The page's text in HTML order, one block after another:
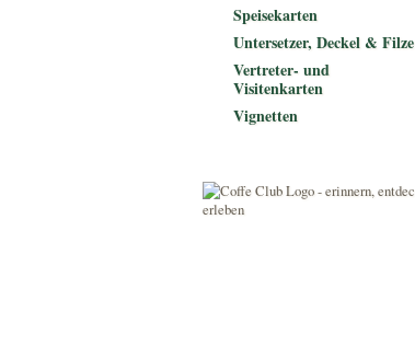
Speisekarten
Untersetzer, Deckel & Filze
Vertreter- und
Visitenkarten
Vignetten